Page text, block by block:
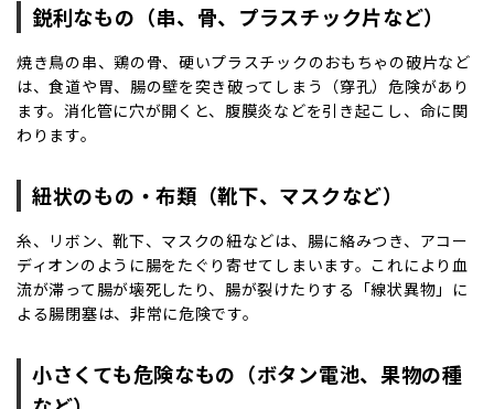
鋭利なもの（串、骨、プラスチック片など）
焼き鳥の串、鶏の骨、硬いプラスチックのおもちゃの破片など
は、食道や胃、腸の壁を突き破ってしまう（穿孔）危険があり
ます。消化管に穴が開くと、腹膜炎などを引き起こし、命に関
わります。
紐状のもの・布類（靴下、マスクなど）
糸、リボン、靴下、マスクの紐などは、腸に絡みつき、アコー
ディオンのように腸をたぐり寄せてしまいます。これにより血
流が滞って腸が壊死したり、腸が裂けたりする「線状異物」に
よる腸閉塞は、非常に危険です。
小さくても危険なもの（ボタン電池、果物の種